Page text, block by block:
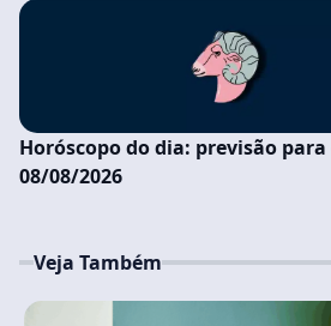
Horóscopo do dia: previsão para
08/08/2026
Veja Também